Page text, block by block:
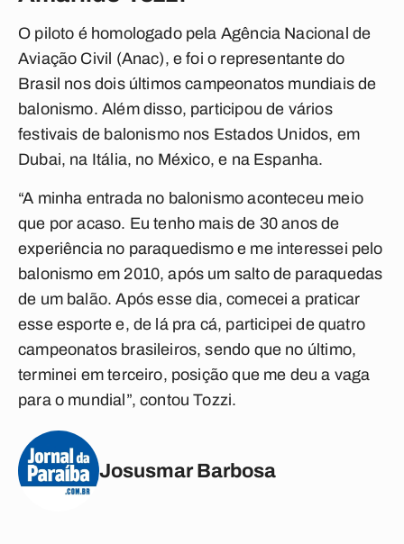
O piloto é homologado pela Agência Nacional de
Aviação Civil (Anac), e foi o representante do
Brasil nos dois últimos campeonatos mundiais de
balonismo. Além disso, participou de vários
festivais de balonismo nos Estados Unidos, em
Dubai, na Itália, no México, e na Espanha.
“A minha entrada no balonismo aconteceu meio
que por acaso. Eu tenho mais de 30 anos de
experiência no paraquedismo e me interessei pelo
balonismo em 2010, após um salto de paraquedas
de um balão. Após esse dia, comecei a praticar
esse esporte e, de lá pra cá, participei de quatro
campeonatos brasileiros, sendo que no último,
terminei em terceiro, posição que me deu a vaga
para o mundial”, contou Tozzi.
Josusmar Barbosa